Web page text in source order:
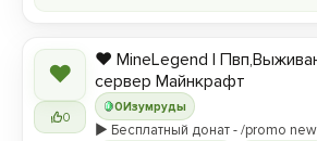
❤
0
0Изумруды
❤️ MineLegend |
сервер Майнкрафт
▶️ Бесплатный донат - /promo new